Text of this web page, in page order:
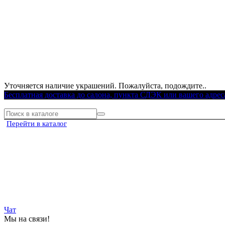
Уточняется наличие украшений. Пожалуйста, подождите..
Бесплатная доставка до салона, пункта СДЭК или вашего
Перейти в каталог
Чат
Мы на связи!